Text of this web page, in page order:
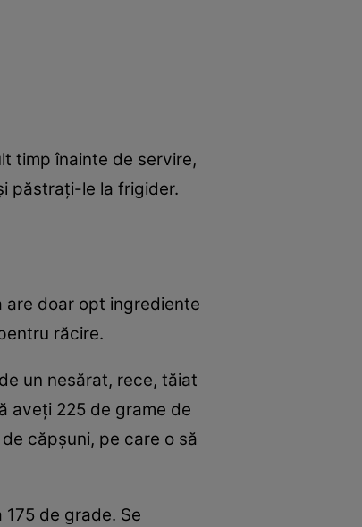
timp înainte de servire,
păstrați-le la frigider.
doar opt ingrediente
răcire.
un nesărat, rece, tăiat
aveți 225 de grame de
căpșuni, pe care o să
de grade. Se